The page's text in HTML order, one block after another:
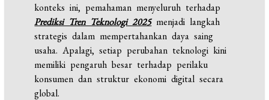
konteks ini, pemahaman menyeluruh terhadap
Prediksi Tren Teknologi 2025menjadi langkah
strategis dalam mempertahankan daya saing
usaha. Apalagi, setiap perubahan teknologi kini
memiliki pengaruh besar terhadap perilaku
konsumen dan struktur ekonomi digital secara
global.